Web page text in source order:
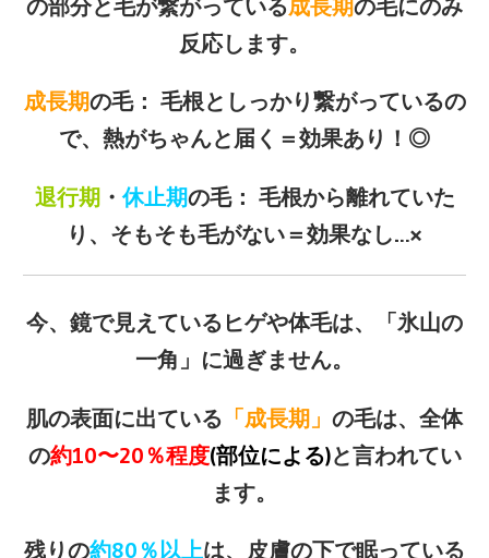
の部分と毛が繋がっている成長期の毛にのみ
反応します。
成長期の毛： 毛根としっかり繋がっているの
で、熱がちゃんと届く＝効果あり！◎
退行期 ・休止期の毛： 毛根から離れていた
り、そもそも毛がない＝効果なし…×
今、鏡で見えているヒゲや体毛は、「氷山の
一角」に過ぎません。
肌の表面に出ている 「成長期」 の毛は、全体
の約10〜20％程度(部位による)と言われてい
ます。
残りの約80％以上は、皮膚の下で眠っている